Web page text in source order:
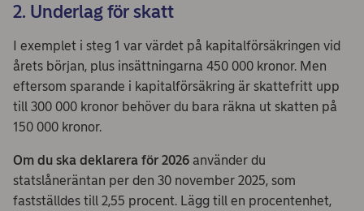
2. Underlag för skatt
I exemplet i steg 1 var värdet på kapitalförsäkringen vid
årets början, plus insättningarna 450 000 kronor. Men
eftersom sparande i kapitalförsäkring är skattefritt upp
till 300 000 kronor behöver du bara räkna ut skatten på
150 000 kronor.
Om du ska deklarera för 2026 använder du
statslåneräntan per den 30 november 2025, som
fastställdes till 2,55 procent. Lägg till en procentenhet,